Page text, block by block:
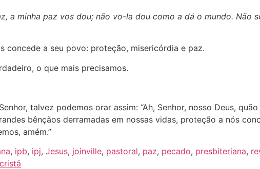
a minha paz vos dou; não vo-la dou como a dá o mundo. Não
concede a seu povo: proteção, misericórdia e paz.
o que mais precisamos.
talvez podemos orar assim: “Ah, Senhor, nosso Deus,
bênçãos derramadas em nossas vidas, proteção a nós
amém.”
, ipb, ipj, Jesus, joinville, pastoral, paz, pecado, presbiteriana,